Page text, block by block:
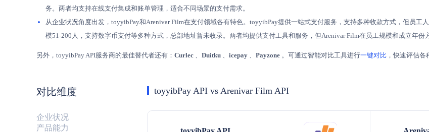
务。两者均支持在线支付集成和账单管理，适合不同场景的支付需求。
从企业状况角度出发，toyyibPay和Arenivar Film在支付领域各有特色。toyyibPay提供一站式支付服务，支持多种收款方式，但员工
模51-200人，支持数字币支付等多种方式，总部地址暂未收录。两者均提供支付工具和服务，但Arenivar Film在员工规模和成立年份
另外，toyyibPay API服务商的最佳替代者还有： Curlec 、 Duitku 、 icepay 、 Payzone 。可通过智能对比工具进行一键对比 ，快速评估
对比维度
企业状况
产品能力
toyyibPay API vs Arenivar Film API